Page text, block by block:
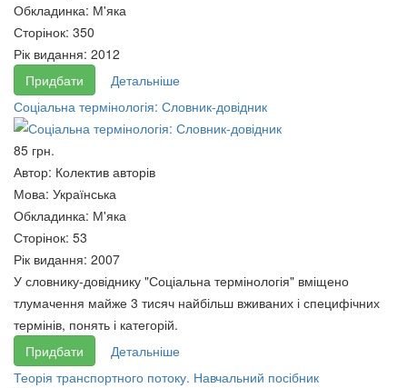
Основи теорії систем і
200 грн.
Дослідження операцій у
транспортних системах
Обкладинка: М'яка
Сторінок: 350
Рік видання: 2012
Придбати
Детальніше
Соціальна термінологія: Словник-довідник
85 грн.
Автор: Колектив авторів
Мова: Українська
Обкладинка: М'яка
Сторінок: 53
Рік видання: 2007
У словнику-довіднику "Соціальна термінологія" вміщено
тлумачення майже 3 тисяч найбільш вживаних і специфічних
термінів, понять і категорій.
Придбати
Детальніше
Теорія транспортного потоку. Навчальний посібник